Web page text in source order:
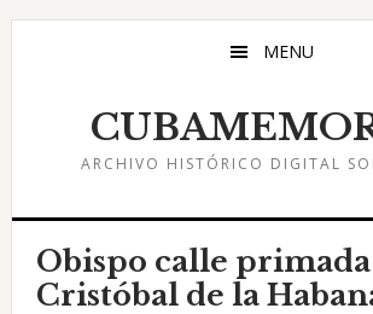
Saltar
Saltar
Saltar
MENU
ARCHIVO HISTÓRICO DIGITAL
Obispo calle primada
Cristóbal de la